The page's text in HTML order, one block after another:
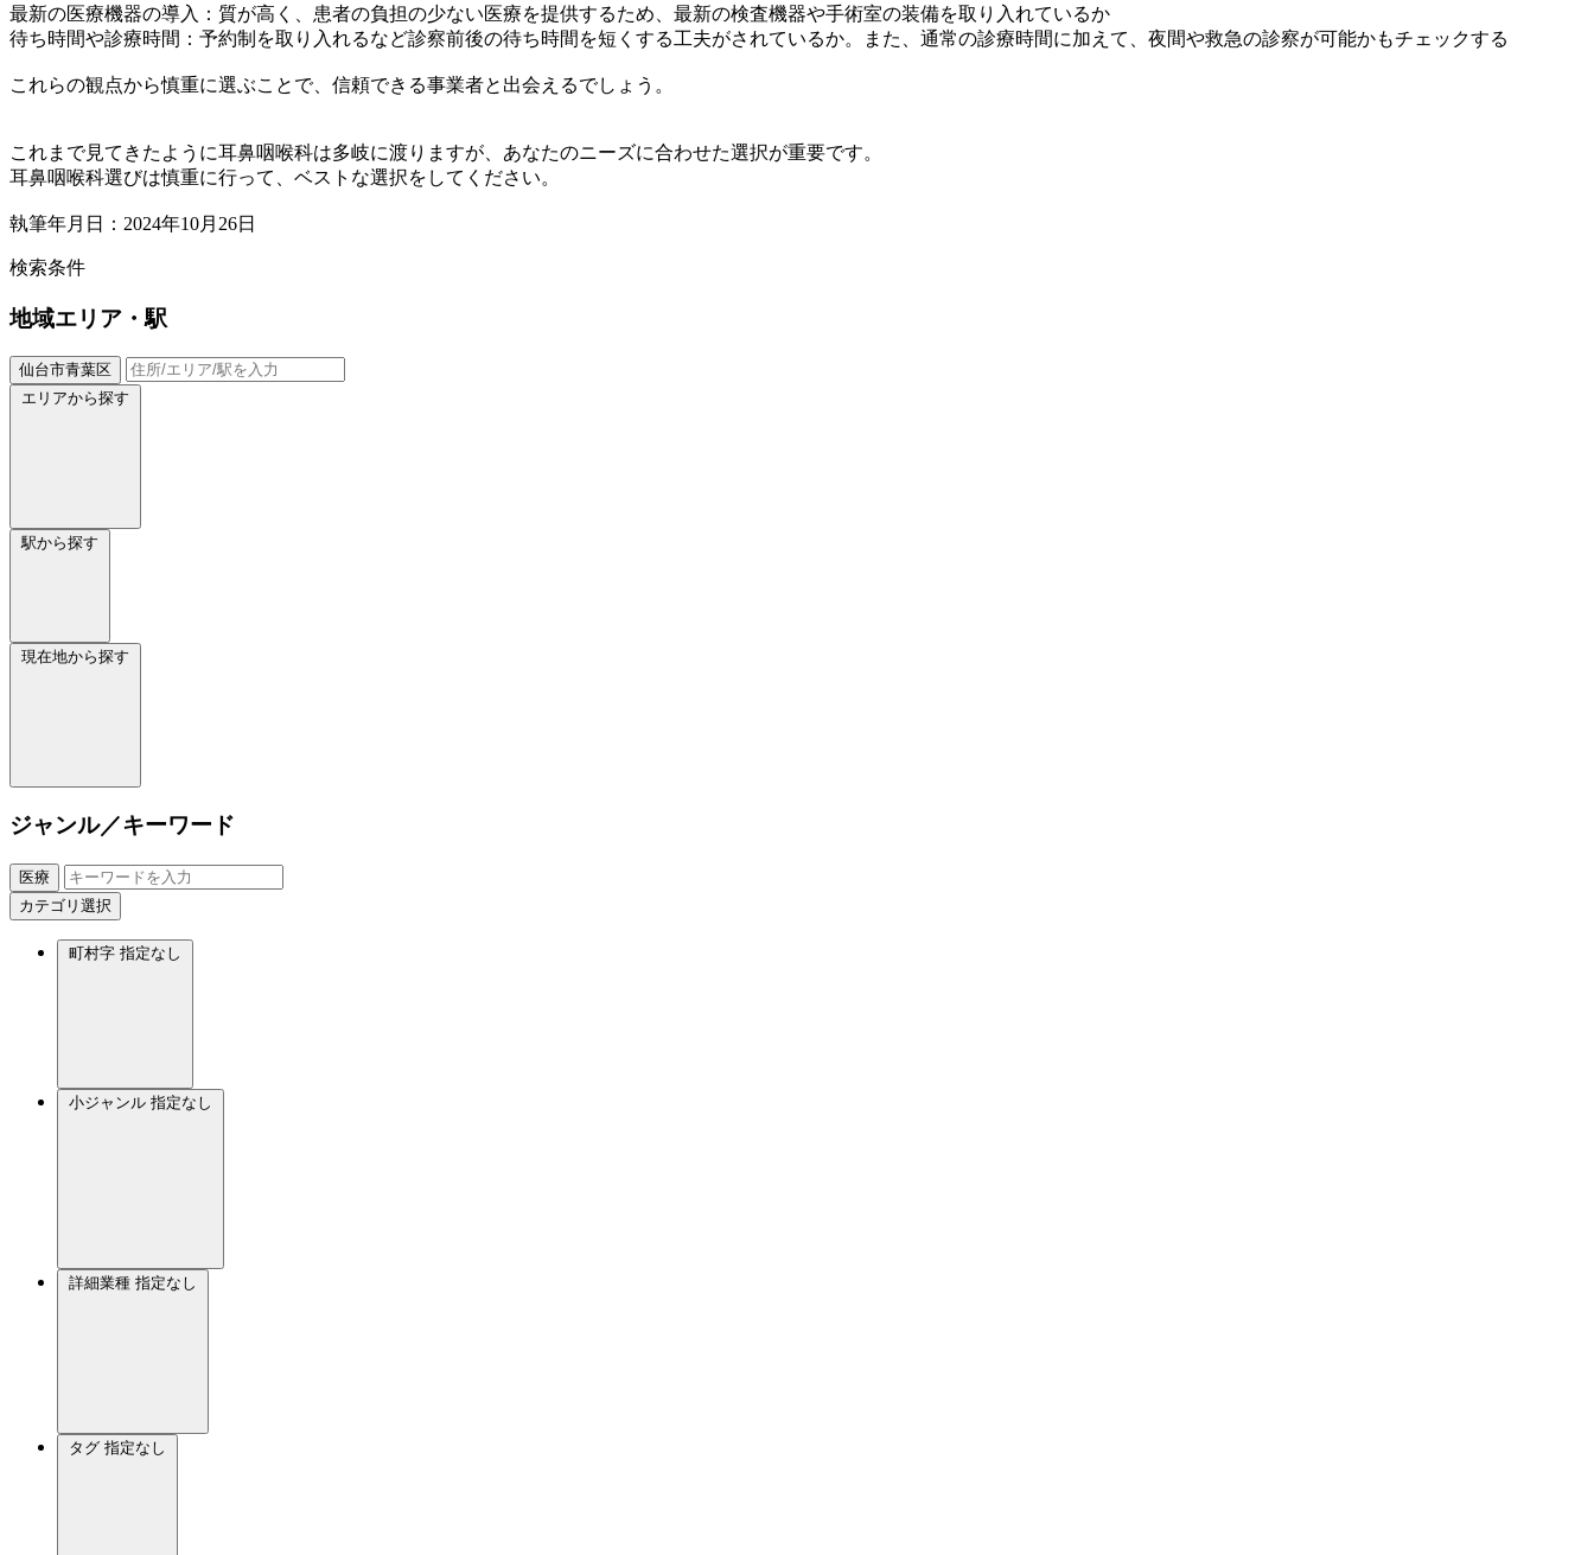
最新の医療機器の導入：質が高く、患者の負担の少ない医療を提供するため、最新の検査機器や手術室の装備を取り入れているか
待ち時間や診療時間：予約制を取り入れるなど診察前後の待ち時間を短くする工夫がされているか。また、通常の診療時間に加えて、夜間や救急の診察が可能かもチェックする
これらの観点から慎重に選ぶことで、信頼できる事業者と出会えるでしょう。
これまで見てきたように耳鼻咽喉科は多岐に渡りますが、あなたのニーズに合わせた選択が重要です。
耳鼻咽喉科選びは慎重に行って、ベストな選択をしてください。
執筆年月日：2024年10月26日
検索条件
地域エリア・駅
仙台市青葉区
エリアから探す
駅から探す
現在地から探す
ジャンル／キーワード
医療
カテゴリ選択
町村字 指定なし
小ジャンル 指定なし
詳細業種 指定なし
タグ 指定なし